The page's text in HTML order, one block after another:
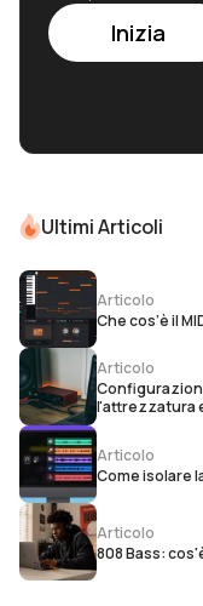
Inizia
Ultimi Articoli
Articolo
Che cos’è il
Articolo
l'attrezzatura
Articolo
Come isolare
Articolo
808 Bass: